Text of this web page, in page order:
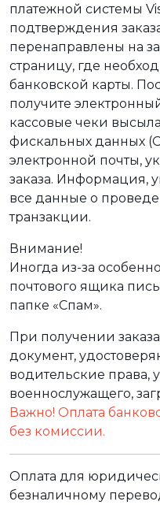
платежной системы
подтверждения
перенаправлены на
страницу, где
банковской карты.
получите
кассовые чеки
фискальных данных
электронной почты,
заказа. Информация,
все данные о
транзакции.
Внимание!
Иногда из-за
почтового ящика
папке «Спам».
При получении
документ,
водительские права,
военнослужащего,
Важно! Оплата
без комиссии.
Оплата для
безналичному